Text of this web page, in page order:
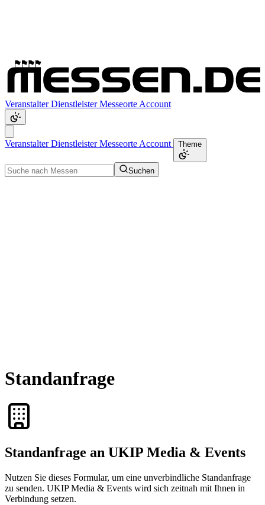
VeranstalterDienstleisterMesseorte Account
VeranstalterDienstleisterMesseorte Account Theme
Suchen
Standanfrage
Standanfrage an UKIP Media & Events
Nutzen Sie dieses Formular, um eine unverbindliche Standanfrage
zu senden. UKIP Media & Events wird sich zeitnah mit Ihnen in
Verbindung setzen.